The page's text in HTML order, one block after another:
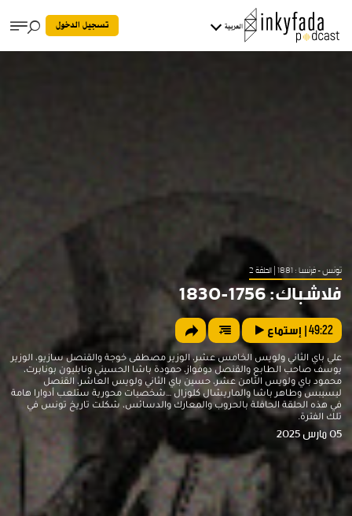
العربية تسجيل الدخول
تونس - فرنسا : 1881 | الحلقة 2
فلاشباك: 1756-1830
49:22| إستماع
علي باي الثاني ولويس الخامس عشر، الوزير مصطفى خوجة والقنصل سازيو، الوزير
يوسف صاحب الطابع والقنصل دوفواز، حمودة باشا الحسيني ونابليون بونابرت،
محمود باي ولويس الثامن عشر، حسين باي الثاني ولويس العاشر، القنصل
ليسيبس وطاهر باشا والماريشال كلوزال …شخصيات محورية ستلعب أدوارا هامة
في هذه الحلقة الحافلة بالحروب والمعارك والدسائس، شكلت تاريخ تونس في
تلك الفترة.
05 مارس 2025